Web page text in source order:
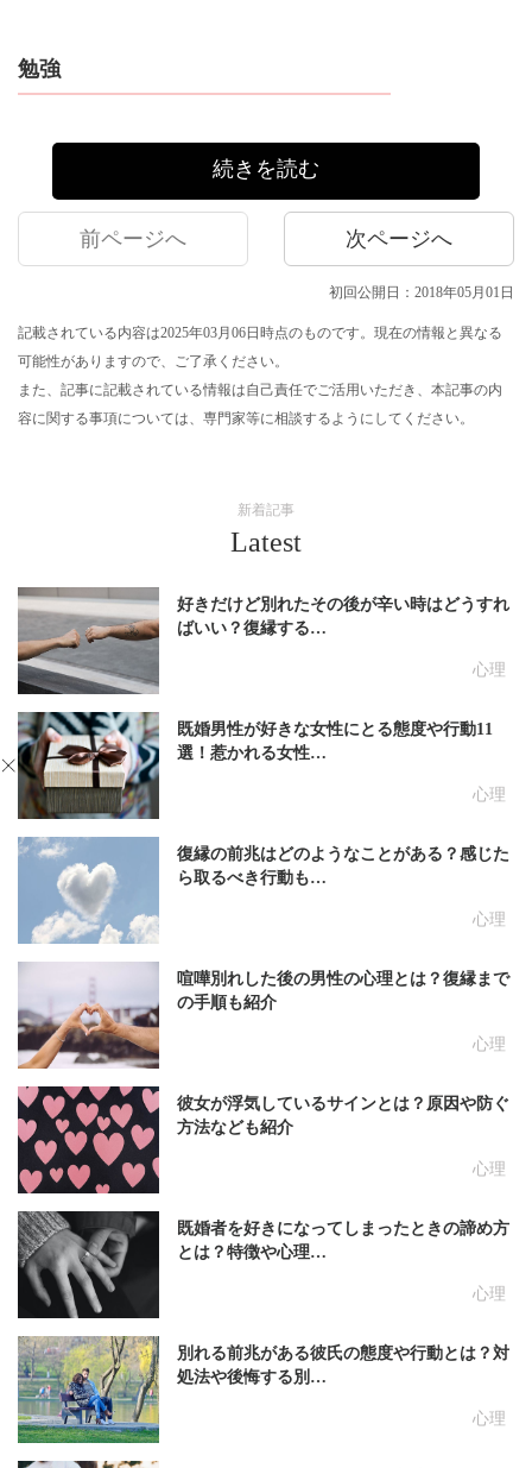
勉強
続きを読む
前ページへ 次ページへ
初回公開日：2018年05月01日
記載されている内容は2025年03月06日時点のものです。現在の情報と異なる
可能性がありますので、ご了承ください。
また、記事に記載されている情報は自己責任でご活用いただき、本記事の内
容に関する事項については、専門家等に相談するようにしてください。
新着記事
Latest
心理
好きだけど別れたその後が辛い時はどうすれ
ばいい？復縁する…
心理
既婚男性が好きな女性にとる態度や行動11
選！惹かれる女性…
心理
復縁の前兆はどのようなことがある？感じた
ら取るべき行動も…
心理
喧嘩別れした後の男性の心理とは？復縁まで
の手順も紹介
心理
彼女が浮気しているサインとは？原因や防ぐ
方法なども紹介
心理
既婚者を好きになってしまったときの諦め方
とは？特徴や心理…
心理
別れる前兆がある彼氏の態度や行動とは？対
処法や後悔する別…